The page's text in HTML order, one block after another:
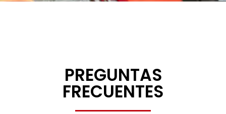
PREGUNTAS
FRECUENTES